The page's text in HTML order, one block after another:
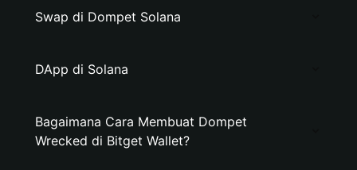
Swap di Dompet Solana
DApp di Solana
Bagaimana Cara Membuat Dompet
Wrecked di Bitget Wallet?